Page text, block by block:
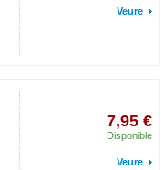
Veure
7,95 €
Disponible
Veure